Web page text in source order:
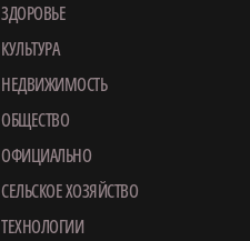
ЗДОРОВЬЕ
КУЛЬТУРА
НЕДВИЖИМОСТЬ
ОБЩЕСТВО
ОФИЦИАЛЬНО
СЕЛЬСКОЕ ХОЗЯЙСТВО
ТЕХНОЛОГИИ